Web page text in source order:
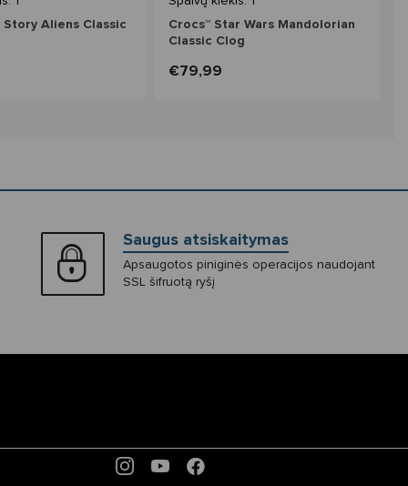
Story Aliens Classic
Crocs™ Star Wars Mandolorian
Classic Clog
€79,99
Saugus atsiskaitymas
Apsaugotos piniginės operacijos naudojant
SSL šifruotą ryšį
INSTAGRAM
YOUTUBEFACEBOOK